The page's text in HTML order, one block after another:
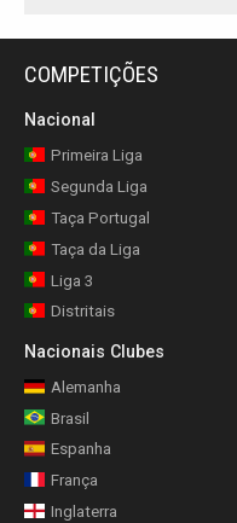
COMPETIÇÕES
Nacional
Primeira Liga
Segunda Liga
Taça Portugal
Taça da Liga
Liga 3
Distritais
Nacionais Clubes
Alemanha
Brasil
Espanha
França
Inglaterra